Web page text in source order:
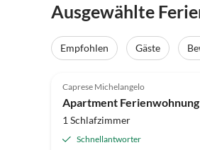
Ausgewählte
Empfohlen Gäste
Caprese Michelangelo
1 Schlafzimmer
Schnellantworter